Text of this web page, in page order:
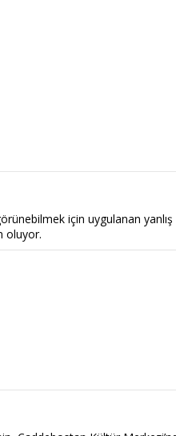
için uygulanan yanlış
oluyor.